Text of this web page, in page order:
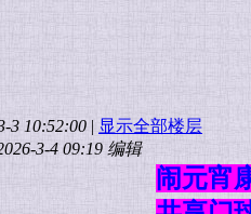
3 10:52:00 | 显示全部楼层
3-4 09:19 编辑
闹元宵